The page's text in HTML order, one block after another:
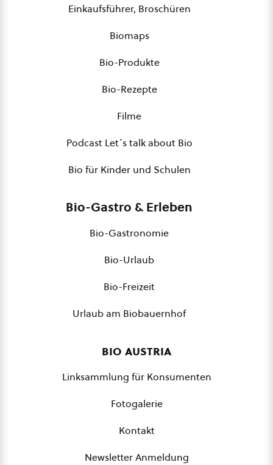
Einkaufsführer, Broschüren
Biomaps
Bio-Produkte
Bio-Rezepte
Filme
Podcast Let´s talk about Bio
Bio für Kinder und Schulen
Bio-Gastro & Erleben
Bio-Gastronomie
Bio-Urlaub
Bio-Freizeit
Urlaub am Biobauernhof
bio austria
Linksammlung für Konsumenten
Fotogalerie
Kontakt
Newsletter Anmeldung